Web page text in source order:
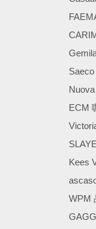
ECM
Kees
WPM